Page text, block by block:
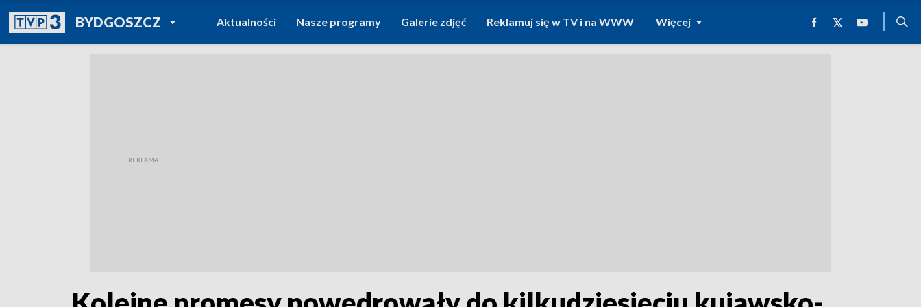
BYDGOSZCZPOWRÓT DO
TVP REGIONY
Aktualności Nasze programy Galerie zdjęć Reklamuj się w TV i na WWW Więcej